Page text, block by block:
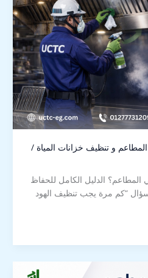
و تنظيف خزانات المياة /
الدليل الكامل للحفاظ
“كم مرة يجب تنظيف الهود